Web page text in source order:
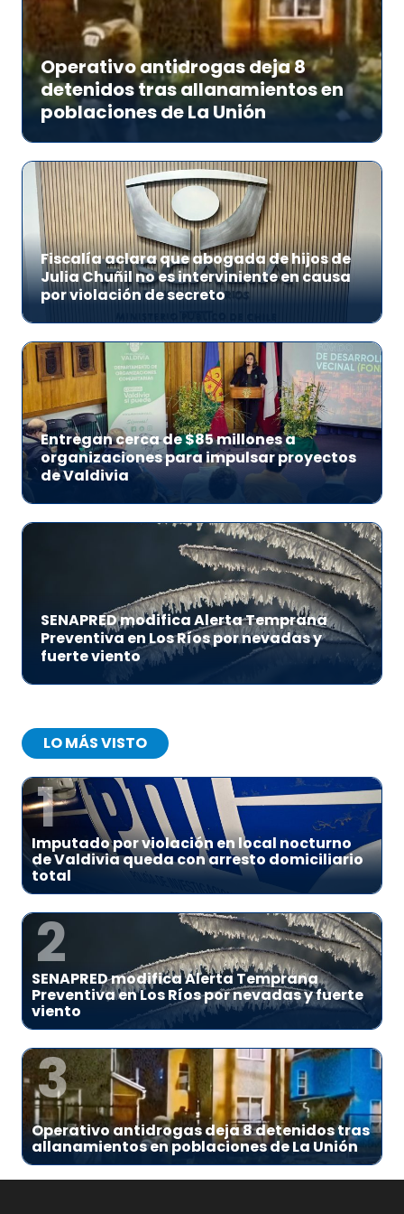
Operativo antidrogas deja 8
detenidos tras allanamientos en
poblaciones de La Unión
Fiscalía aclara que abogada de hijos de
Julia Chuñil no es interviniente en causa
por violación de secreto
Entregan cerca de $85 millones a
organizaciones para impulsar proyectos
de Valdivia
SENAPRED modifica Alerta Temprana
Preventiva en Los Ríos por nevadas y
fuerte viento
LO MÁS VISTO
1
Imputado por violación en local nocturno
de Valdivia queda con arresto domiciliario
total
2
SENAPRED modifica Alerta Temprana
Preventiva en Los Ríos por nevadas y fuerte
viento
3
Operativo antidrogas deja 8 detenidos tras
allanamientos en poblaciones de La Unión